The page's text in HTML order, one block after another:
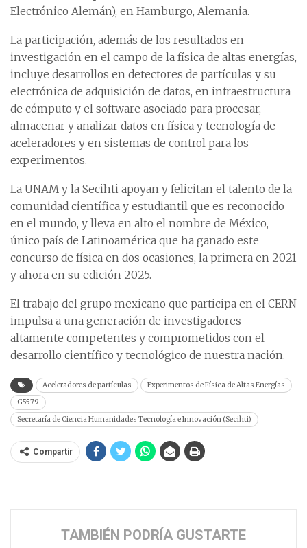
Electrónico Alemán), en Hamburgo, Alemania.
La participación, además de los resultados en
investigación en el campo de la física de altas energías,
incluye desarrollos en detectores de partículas y su
electrónica de adquisición de datos, en infraestructura
de cómputo y el software asociado para procesar,
almacenar y analizar datos en física y tecnología de
aceleradores y en sistemas de control para los
experimentos.
La UNAM y la Secihti apoyan y felicitan el talento de la
comunidad científica y estudiantil que es reconocido
en el mundo, y lleva en alto el nombre de México,
único país de Latinoamérica que ha ganado este
concurso de física en dos ocasiones, la primera en 2021
y ahora en su edición 2025.
El trabajo del grupo mexicano que participa en el CERN
impulsa a una generación de investigadores
altamente competentes y comprometidos con el
desarrollo científico y tecnológico de nuestra nación.
Aceleradores de partículas
Experimentos de Física de Altas Energías
G5579
Secretaría de Ciencia Humanidades Tecnología e Innovación (Secihti)
Compartir
TAMBIÉN PODRÍA GUSTARTE